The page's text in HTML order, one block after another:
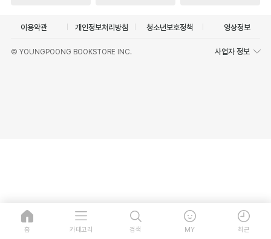
이용약관 개인정보처리방침 청소년보호정책 영상정보
© YOUNGPOONG BOOKSTORE INC. 사업자 정보
홈 카테고리 검색 MY 최근